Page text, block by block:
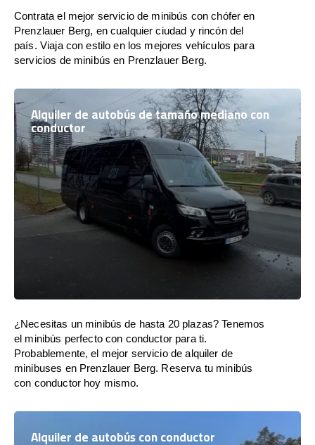
Contrata el mejor servicio de minibús con chófer en
Prenzlauer Berg, en cualquier ciudad y rincón del
país. Viaja con estilo en los mejores vehículos para
servicios de minibús en Prenzlauer Berg.
Alquiler de autobús de tamaño mediano con
conductor
¿Necesitas un minibús de hasta 20 plazas? Tenemos
el minibús perfecto con conductor para ti.
Probablemente, el mejor servicio de alquiler de
minibuses en Prenzlauer Berg. Reserva tu minibús
con conductor hoy mismo.
Alquiler de autobús con conductor